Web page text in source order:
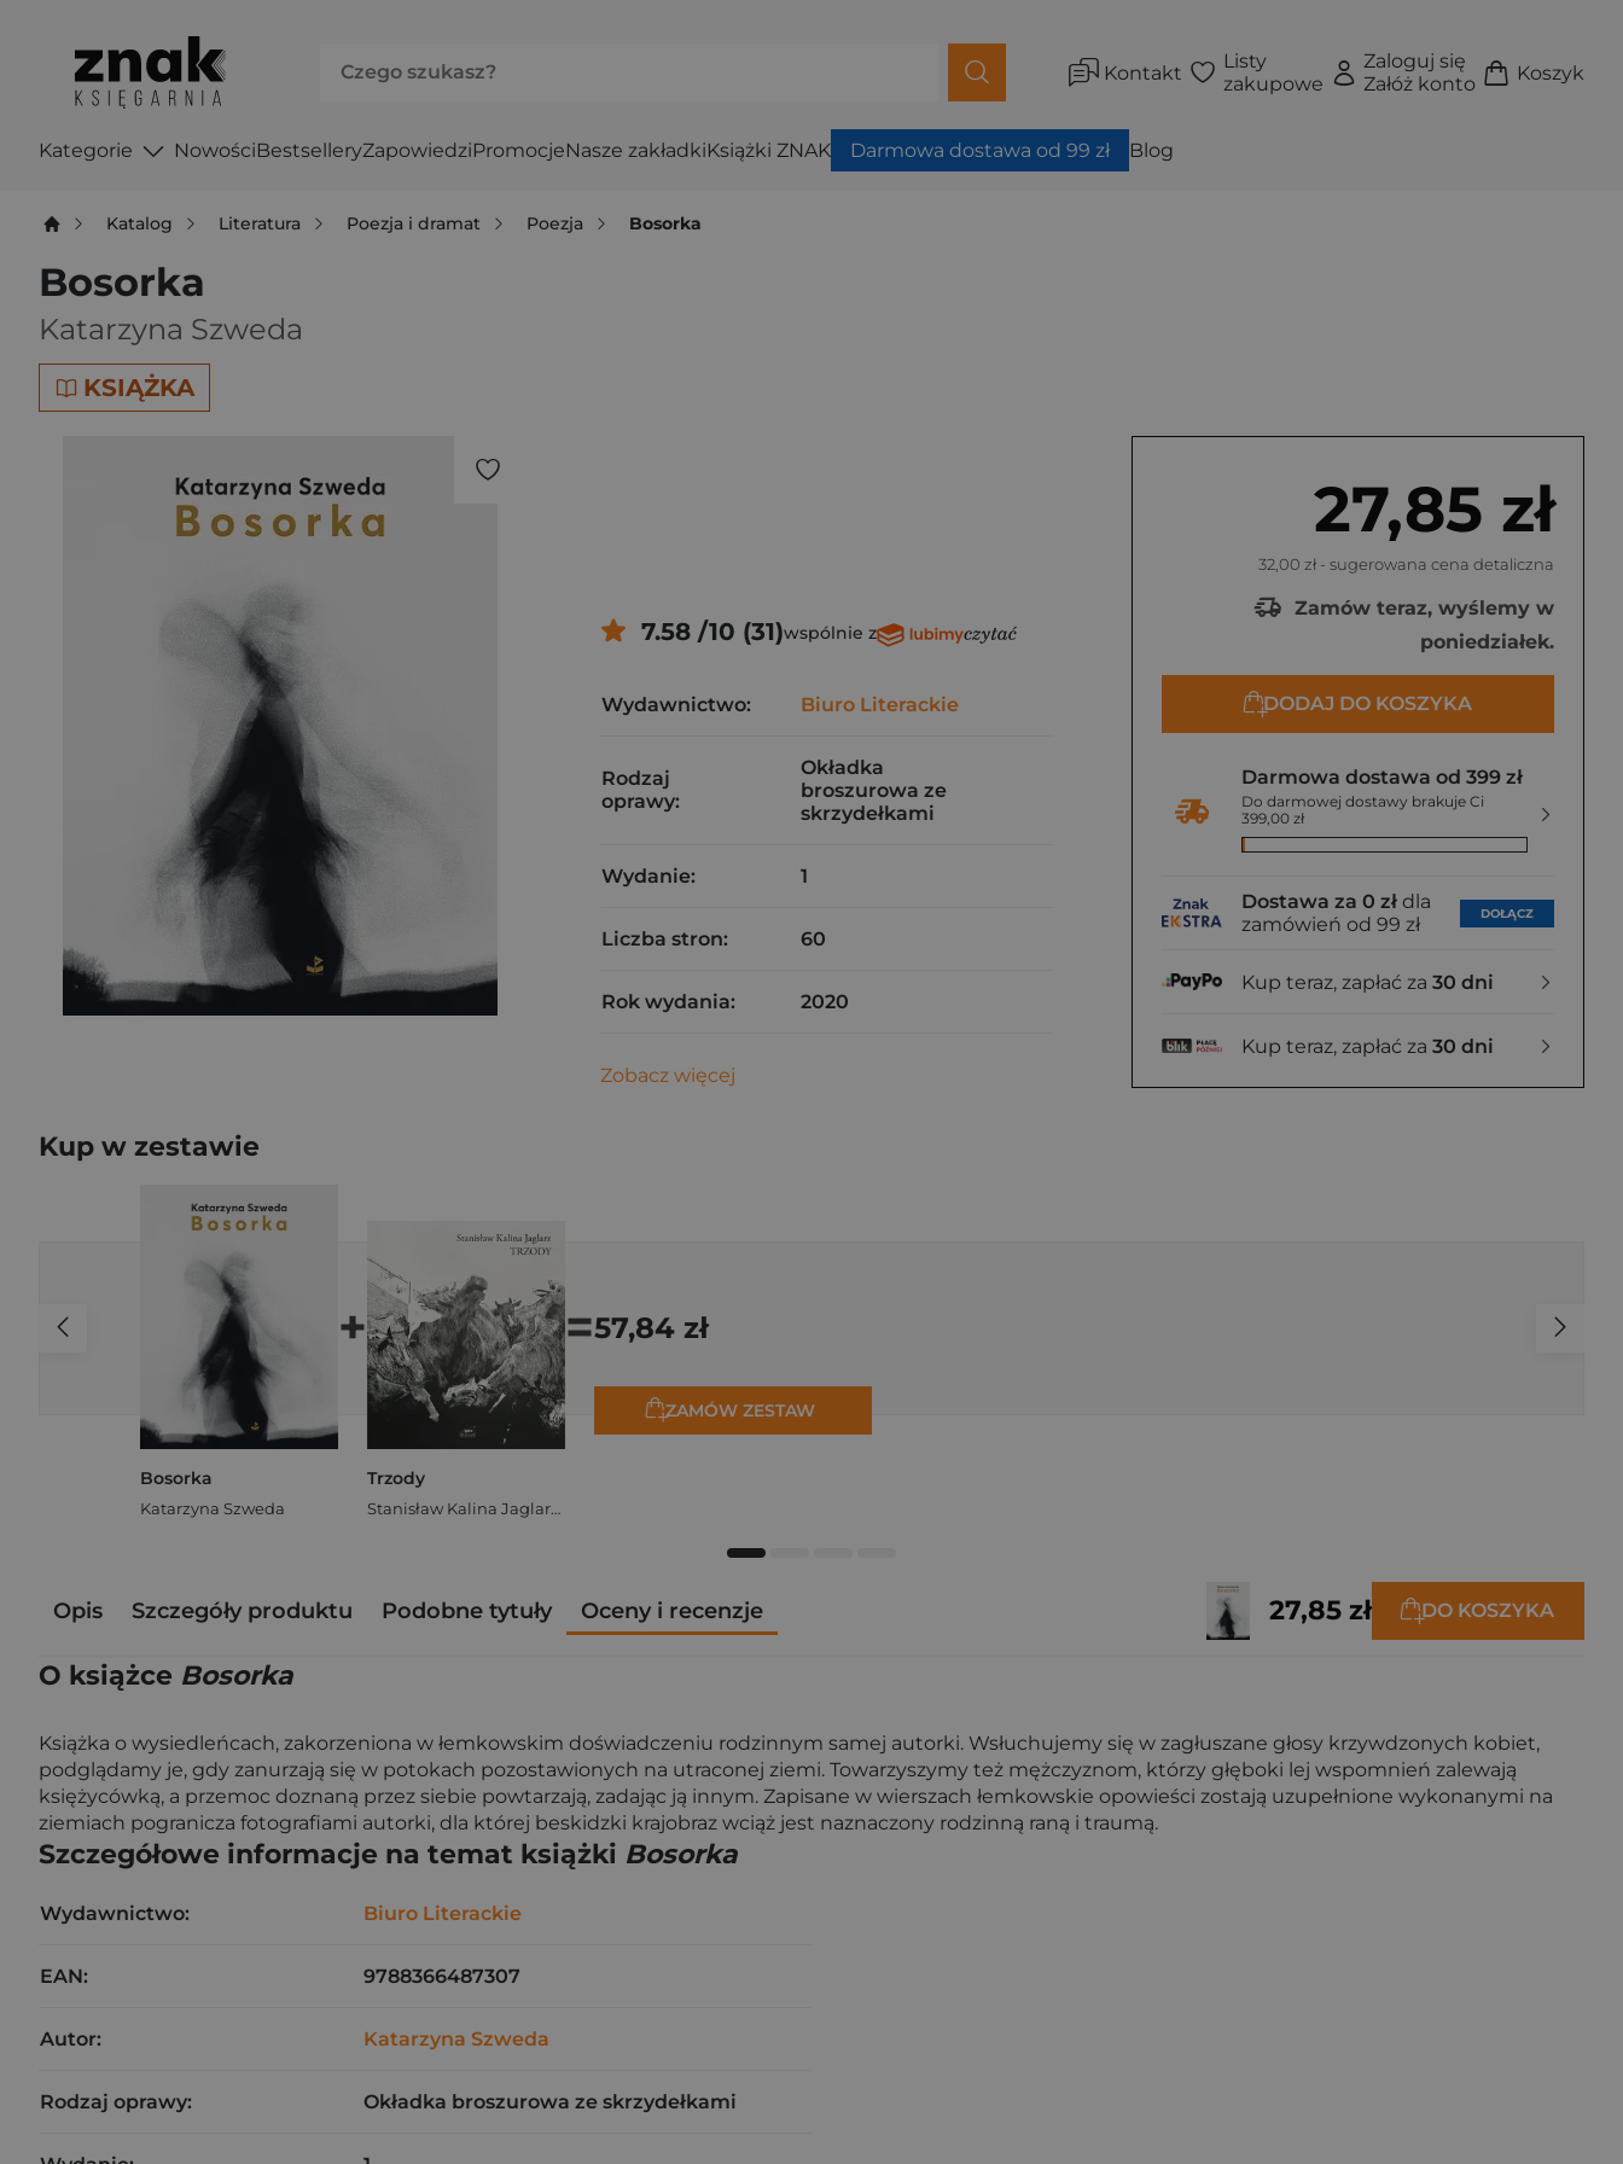
Kontakt
Listy
zakupowe
Zaloguj się
Załóż konto
Koszyk
Kategorie NowościBestselleryZapowiedziPromocjeNasze zakładkiKsiążki ZNAK Darmowa dostawa od 99 zł Blog
Katalog Literatura Poezja i dramat Poezja Bosorka
Bosorka
Katarzyna Szweda
KSIĄŻKA
27,85 zł
32,00 zł - sugerowana cena detaliczna
Zamów teraz, wyślemy w
poniedziałek.
DODAJ DO KOSZYKA
Darmowa dostawa od 399 zł
Do darmowej dostawy brakuje Ci
399,00 zł
Dostawa za 0 zł dla
zamówień od 99 zł
DOŁĄCZ
Kup teraz, zapłać za 30 dni
Kup teraz, zapłać za 30 dni
7.58 /10 (31)wspólnie z
Wydawnictwo: Biuro Literackie
Rodzaj
oprawy:
Okładka
broszurowa ze
skrzydełkami
Wydanie: 1
Liczba stron: 60
Rok wydania: 2020
Zobacz więcej
Kup w zestawie
Bosorka
Katarzyna Szweda
+
Trzody
Stanisław Kalina Jaglarz
=57,84 zł
ZAMÓW ZESTAW
Opis Szczegóły produktu Podobne tytuły Oceny i recenzje 27,85 zł DO KOSZYKA
O książce Bosorka
Książka o wysiedleńcach, zakorzeniona w łemkowskim doświadczeniu rodzinnym samej autorki. Wsłuchujemy się w zagłuszane głosy krzywdzonych kobiet,
podglądamy je, gdy zanurzają się w potokach pozostawionych na utraconej ziemi. Towarzyszymy też mężczyznom, którzy głęboki lej wspomnień zalewają
księżycówką, a przemoc doznaną przez siebie powtarzają, zadając ją innym. Zapisane w wierszach łemkowskie opowieści zostają uzupełnione wykonanymi na
ziemiach pogranicza fotografiami autorki, dla której beskidzki krajobraz wciąż jest naznaczony rodzinną raną i traumą.
Szczegółowe informacje na temat książki Bosorka
Wydawnictwo: Biuro Literackie
EAN: 9788366487307
Autor: Katarzyna Szweda
Rodzaj oprawy: Okładka broszurowa ze skrzydełkami